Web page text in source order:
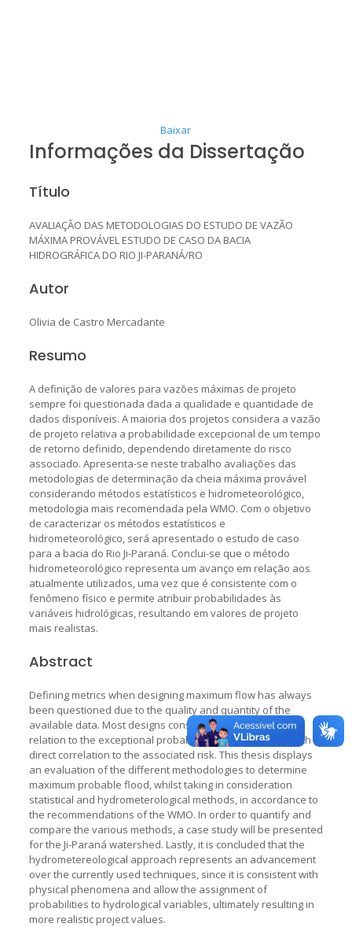
Baixar
Informações da Dissertação
Título
AVALIAÇÃO DAS METODOLOGIAS DO ESTUDO DE VAZÃO
MÁXIMA PROVÁVEL ESTUDO DE CASO DA BACIA
HIDROGRÁFICA DO RIO JI-PARANÁ/RO
Autor
Olivia de Castro Mercadante
Resumo
A definição de valores para vazões máximas de projeto
sempre foi questionada dada a qualidade e quantidade de
dados disponíveis. A maioria dos projetos considera a vazão
de projeto relativa a probabilidade excepcional de um tempo
de retorno definido, dependendo diretamente do risco
associado. Apresenta-se neste trabalho avaliações das
metodologias de determinação da cheia máxima provável
considerando métodos estatísticos e hidrometeorológico,
metodologia mais recomendada pela WMO. Com o objetivo
de caracterizar os métodos estatísticos e
hidrometeorológico, será apresentado o estudo de caso
para a bacia do Rio Ji-Paraná. Conclui-se que o método
hidrometeorológico representa um avanço em relação aos
atualmente utilizados, uma vez que é consistente com o
fenômeno físico e permite atribuir probabilidades às
variáveis hidrológicas, resultando em valores de projeto
mais realistas.
Abstract
Defining metrics when designing maximum flow has always
been questioned due to the quality and quantity of the
available data. Most designs consider the project flow in
relation to the exceptional probability within a set time, with a
direct correlation to the associated risk. This thesis displays
an evaluation of the different methodologies to determine
maximum probable flood, whilst taking in consideration
statistical and hydrometerological methods, in accordance to
the recommendations of the WMO. In order to quantify and
compare the various methods, a case study will be presented
for the Ji-Paraná watershed. Lastly, it is concluded that the
hydrometereological approach represents an advancement
over the currently used techniques, since it is consistent with
physical phenomena and allow the assignment of
probabilities to hydrological variables, ultimately resulting in
more realistic project values.